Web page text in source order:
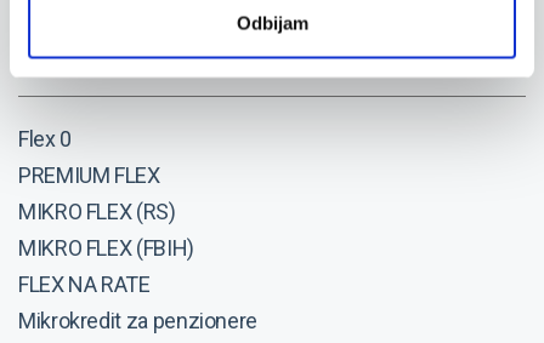
Odbijam
Krediti
Flex 0
PREMIUM FLEX
MIKRO FLEX (RS)
MIKRO FLEX (FBIH)
FLEX NA RATE
Mikrokredit za penzionere